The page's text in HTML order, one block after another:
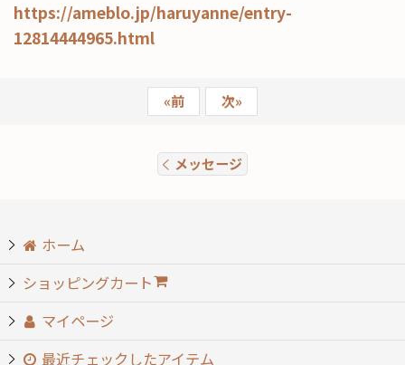
https://ameblo.jp/haruyanne/entry-
12814444965.html
«前 次»
メッセージ
ホーム
ショッピングカート
マイページ
最近チェックしたアイテム